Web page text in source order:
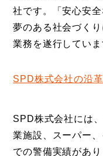
社です。「安心安
夢のある社会づく
業務を遂行していま
SPD株式会社の沿
SPD株式会社には
業施設、スーパー
での警備実績があり